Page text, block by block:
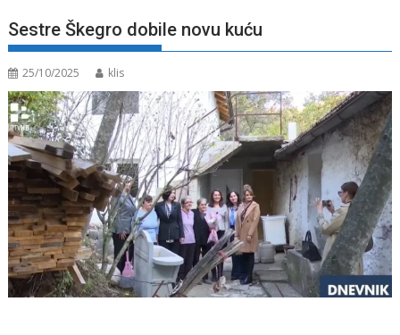
Sestre Škegro dobile novu kuću
25/10/2025 klis